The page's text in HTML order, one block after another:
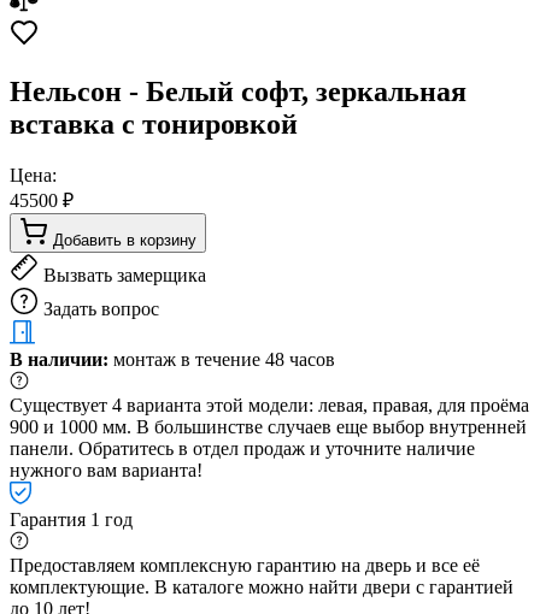
Нельсон - Белый софт, зеркальная
вставка с тонировкой
Цена:
45500 ₽
Добавить в корзину
Вызвать замерщика
Задать вопрос
В наличии: монтаж в течение 48 часов
Существует 4 варианта этой модели: левая, правая, для проёма
900 и 1000 мм. В большинстве случаев еще выбор внутренней
панели. Обратитесь в отдел продаж и уточните наличие
нужного вам варианта!
Гарантия 1 год
Предоставляем комплексную гарантию на дверь и все её
комплектующие. В каталоге можно найти двери с гарантией
до 10 лет!